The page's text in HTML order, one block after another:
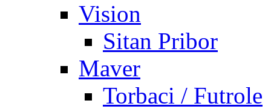
Vision
Sitan Pribor
Maver
Torbaci / Futrole